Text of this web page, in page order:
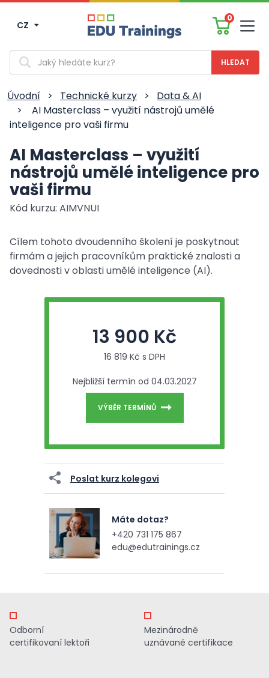
CZ
0
Vyhledávání
Úvodní > Technické kurzy >
Data & AI
>
AI Masterclass – využití nástrojů umělé
inteligence pro vaši firmu
AI Masterclass – využití
nástrojů umělé inteligence pro
vaši firmu
Kód kurzu: AIMVNUI
Cílem tohoto dvoudenního školení je poskytnout
firmám a jejich pracovníkům praktické znalosti a
dovednosti v oblasti umělé inteligence (AI).
13 900 Kč
16 819 Kč s DPH
Nejbližší termín od 04.03.2027
VÝBĚR TERMÍNŮ
Poslat kurz kolegovi
Máte dotaz?
+420 731 175 867
edu@edutrainings.cz
Odborní
certifikovaní lektoři
Mezinárodně
uznávané certifikace